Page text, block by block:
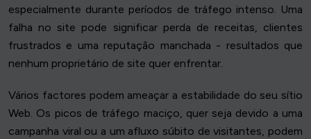
especialmente durante períodos de tráfego intenso. Uma
falha no site pode significar perda de receitas, clientes
frustrados e uma reputação manchada - resultados que
nenhum proprietário de site quer enfrentar.
Vários factores podem ameaçar a estabilidade do seu sítio
Web. Os picos de tráfego maciço, quer seja devido a uma
campanha viral ou a um afluxo súbito de visitantes, podem